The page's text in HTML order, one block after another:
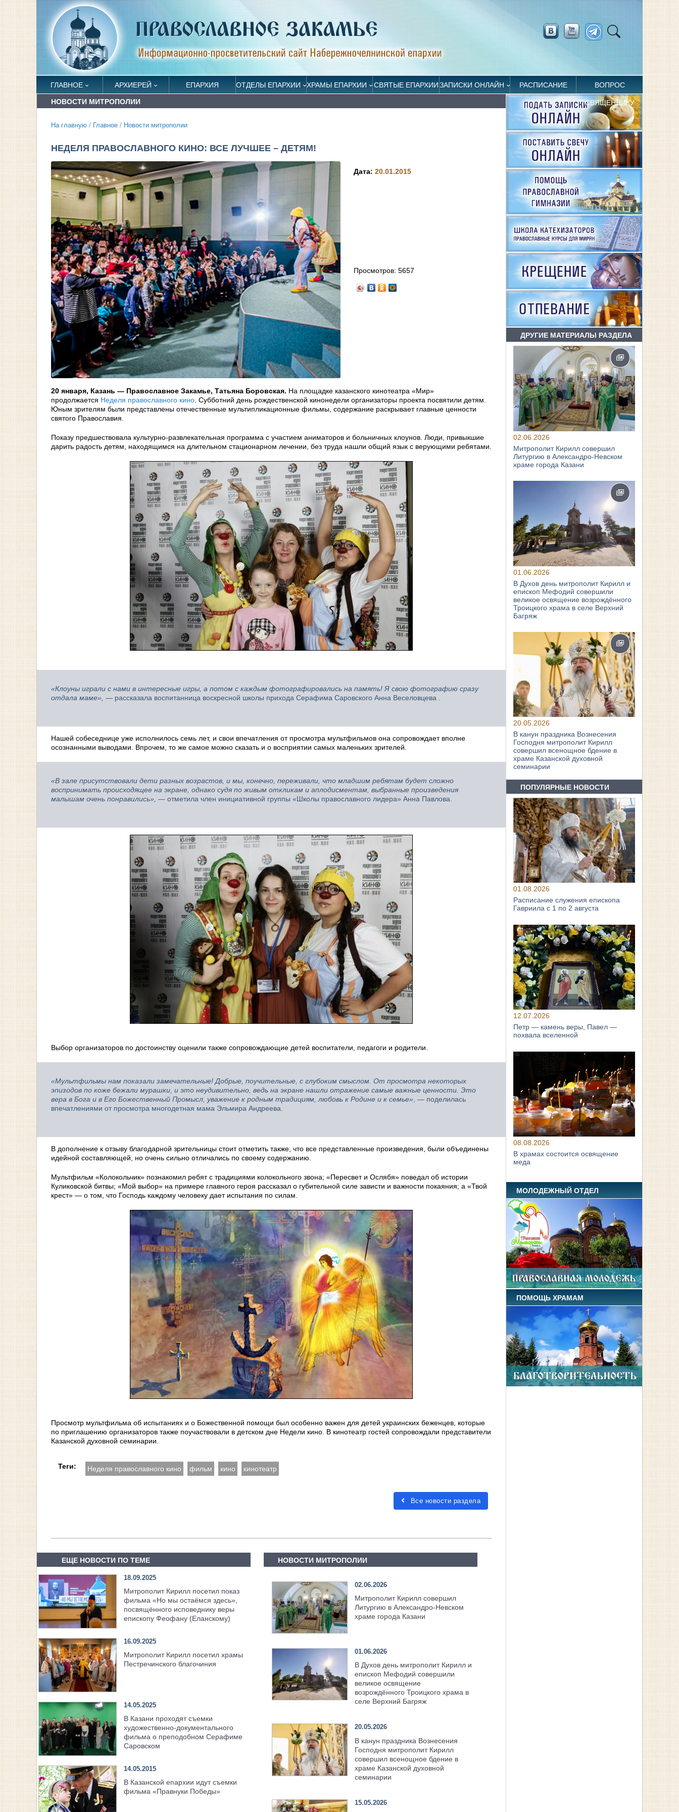
ГЛАВНОЕ АРХИЕРЕЙ ЕПАРХИЯ ОТДЕЛЫ ЕПАРХИИ ХРАМЫ ЕПАРХИИ СВЯТЫЕ ЕПАРХИИЗАПИСКИ ОНЛАЙН РАСПИСАНИЕ ВОПРОС
СВЯЩЕННИКУ
НОВОСТИ МИТРОПОЛИИ
На главную / Главное / Новости митрополии
НЕДЕЛЯ ПРАВОСЛАВНОГО КИНО: ВСЕ ЛУЧШЕЕ – ДЕТЯМ!
Дата:20.01.2015
Просмотров:5657
20 января, Казань — Православное Закамье, Татьяна Боровская. На площадке казанского кинотеатра «Мир»
продолжается Неделя православного кино. Субботний день рождественской кинонедели организаторы проекта посвятили детям.
Юным зрителям были представлены отечественные мультипликационные фильмы, содержание раскрывает главные ценности
святого Православия.
Показу предшествовала культурно-развлекательная программа с участием аниматоров и больничных клоунов. Люди, привыкшие
дарить радость детям, находящимся на длительном стационарном лечении, без труда нашли общий язык с верующими ребятами.
«Клоуны играли с нами в интересные игры, а потом с каждым фотографировались на память! Я свою фотографию сразу
отдала маме», — рассказала воспитанница воскресной школы прихода Серафима Саровского Анна Веселовцева .
Нашей собеседнице уже исполнилось семь лет, и свои впечатления от просмотра мультфильмов она сопровождает вполне
осознанными выводами. Впрочем, то же самое можно сказать и о восприятии самых маленьких зрителей.
«В зале присутствовали дети разных возрастов, и мы, конечно, переживали, что младшим ребятам будет сложно
воспринимать происходящее на экране, однако судя по живым откликам и аплодисментам, выбранные произведения
малышам очень понравились», — отметила член инициативной группы «Школы православного лидера» Анна Павлова.
Выбор организаторов по достоинству оценили также сопровождающие детей воспитатели, педагоги и родители.
«Мультфильмы нам показали замечательные! Добрые, поучительные, с глубоким смыслом. От просмотра некоторых
эпизодов по коже бежали мурашки, и это неудивительно, ведь на экране нашли отражение самые важные ценности. Это
вера в Бога и в Его Божественный Промысл, уважение к родным традициям, любовь к Родине и к семье» , — поделилась
впечатлениями от просмотра многодетная мама Эльмира Андреева.
В дополнение к отзыву благодарной зрительницы стоит отметить также, что все представленные произведения, были объединены
идейной составляющей, но очень сильно отличались по своему содержанию.
Мультфильм «Колокольчик» познакомил ребят с традициями колокольного звона; «Пересвет и Ослябя» поведал об истории
Куликовской битвы; «Мой выбор» на примере главного героя рассказал о губительной силе зависти и важности покаяния; а «Твой
крест» — о том, что Господь каждому человеку дает испытания по силам.
Просмотр мультфильма об испытаниях и о Божественной помощи был особенно важен для детей украинских беженцев, которые
по приглашению организаторов также поучаствовали в детском дне Недели кино. В кинотеатр гостей сопровождали представители
Казанской духовной семинарии.
Теги: Неделя православного кино фильм кино кинотеатр
Все новости раздела
ЕЩЕ НОВОСТИ ПО ТЕМЕ
18.09.2025
Митрополит Кирилл посетил показ
фильма «Но мы остаёмся здесь»,
посвящённого исповеднику веры
епископу Феофану (Еланскому)
16.09.2025
Митрополит Кирилл посетил храмы
Пестречинского благочиния
14.05.2025
В Казани проходят съемки
художественно-документального
фильма о преподобном Серафиме
Саровском
14.05.2015
В Казанской епархии идут съемки
фильма «Правнуки Победы»
НОВОСТИ МИТРОПОЛИИ
02.06.2026
Митрополит Кирилл совершил
Литургию в Александро-Невском
храме города Казани
01.06.2026
В Духов день митрополит Кирилл и
епископ Мефодий совершили
великое освящение
возрождённого Троицкого храма в
селе Верхний Багряж
20.05.2026
В канун праздника Вознесения
Господня митрополит Кирилл
совершил всенощное бдение в
храме Казанской духовной
семинарии
15.05.2026
ДРУГИЕ МАТЕРИАЛЫ РАЗДЕЛА
02.06.2026
Митрополит Кирилл совершил
Литургию в Александро-Невском
храме города Казани
01.06.2026
В Духов день митрополит Кирилл и
епископ Мефодий совершили
великое освящение возрождённого
Троицкого храма в селе Верхний
Багряж
20.05.2026
В канун праздника Вознесения
Господня митрополит Кирилл
совершил всенощное бдение в
храме Казанской духовной
семинарии
ПОПУЛЯРНЫЕ НОВОСТИ
01.08.2026
Расписание служения епископа
Гавриила с 1 по 2 августа
12.07.2026
Петр — камень веры, Павел —
похвала вселенной
08.08.2026
В храмах состоится освящение
меда
МОЛОДЕЖНЫЙ ОТДЕЛ
ПОМОЩЬ ХРАМАМ